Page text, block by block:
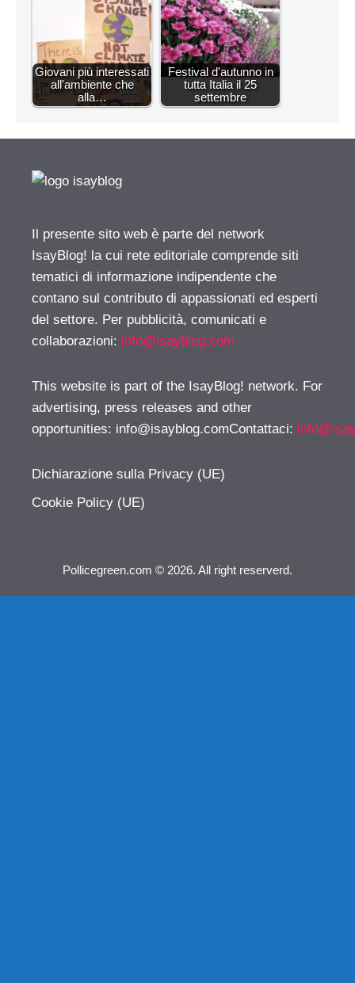
Giovani più interessati
all'ambiente che
alla…
Festival d'autunno in
tutta Italia il 25
settembre
Il presente sito web è parte del network
IsayBlog! la cui rete editoriale comprende siti
tematici di informazione indipendente che
contano sul contributo di appassionati ed esperti
del settore. Per pubblicità, comunicati e
collaborazioni: info@isayblog.com
This website is part of the IsayBlog! network. For
advertising, press releases and other
opportunities: info@isayblog.comContattaci:
Dichiarazione sulla Privacy (UE)
Cookie Policy (UE)
Pollicegreen.com © 2026. All right reserverd.